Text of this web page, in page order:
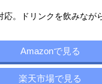
応。ドリンクを飲みなが
Amazonで見る
楽天市場で見る